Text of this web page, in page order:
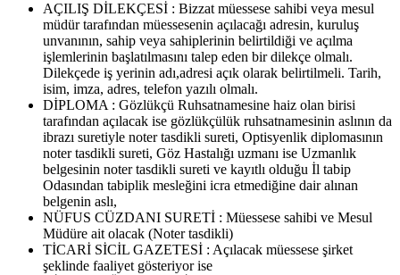
AÇILIŞ DİLEKÇESİ : Bizzat müessese sahibi veya mesul
müdür tarafından müessesenin açılacağı adresin, kuruluş
unvanının, sahip veya sahiplerinin belirtildiği ve açılma
işlemlerinin başlatılmasını talep eden bir dilekçe olmalı.
Dilekçede iş yerinin adı,adresi açık olarak belirtilmeli. Tarih,
isim, imza, adres, telefon yazılı olmalı.
DİPLOMA : Gözlükçü Ruhsatnamesine haiz olan birisi
tarafından açılacak ise gözlükçülük ruhsatnamesinin aslının da
ibrazı suretiyle noter tasdikli sureti, Optisyenlik diplomasının
noter tasdikli sureti, Göz Hastalığı uzmanı ise Uzmanlık
belgesinin noter tasdikli sureti ve kayıtlı olduğu İl tabip
Odasından tabiplik mesleğini icra etmediğine dair alınan
belgenin aslı,
NÜFUS CÜZDANI SURETİ : Müessese sahibi ve Mesul
Müdüre ait olacak (Noter tasdikli)
TİCARİ SİCİL GAZETESİ : Açılacak müessese şirket
şeklinde faaliyet gösteriyor ise